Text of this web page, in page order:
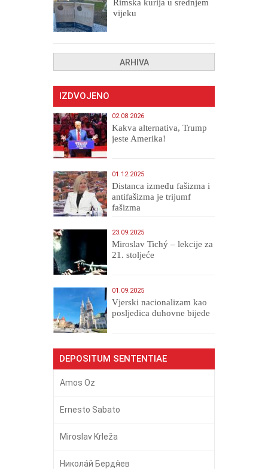
Rimska kurija u srednjem
vijeku
ARHIVA
IZDVOJENO
02.08.2026
Kakva alternativa, Trump
jeste Amerika!
01.12.2025
Distanca između fašizma i
antifašizma je trijumf
fašizma
23.09.2025
Miroslav Tichý – lekcije za
21. stoljeće
01.09.2025
​Vjerski nacionalizam kao
posljedica duhovne bijede
DEPOSITUM SENTENTIAE
Amos Oz
Ernesto Sabato
Miroslav Krleža
Никола́й Бердя́ев